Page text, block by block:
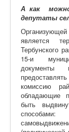
А как
депутаты
является
Тербунского
15-и
документы
комиссию
обладающие
быть